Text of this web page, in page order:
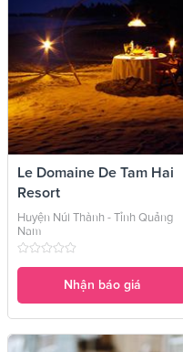
Le Domaine De Tam Hai
Resort
Huyện Núi Thành - Tỉnh Quảng
Nam
Nhận báo giá